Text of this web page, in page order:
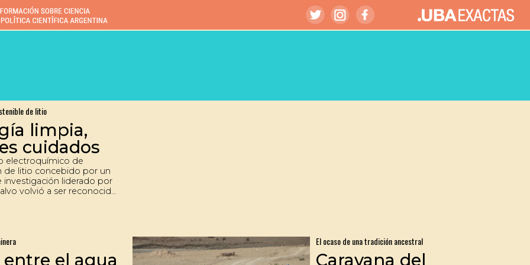
de litio
limpia,
cuidados
electroquímico de
de litio concebido por un
investigación liderado por
volvió a ser reconocido
extractivas, además de
agregar valor local a la
de este mineral
entre el agua
El ocaso de una tradición ancestral
Caravana del